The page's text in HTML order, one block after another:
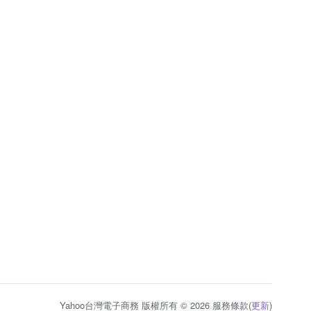
Yahoo台灣電子商務 版權所有 © 2026 服務條款(更新)